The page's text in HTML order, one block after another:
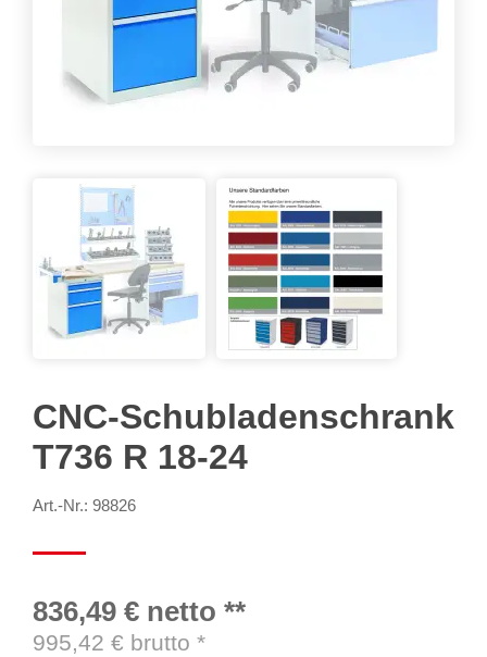
CNC-Schubladenschrank
T736 R 18-24
Art.-Nr.: 98826
836,49 € netto **
995,42 € brutto *